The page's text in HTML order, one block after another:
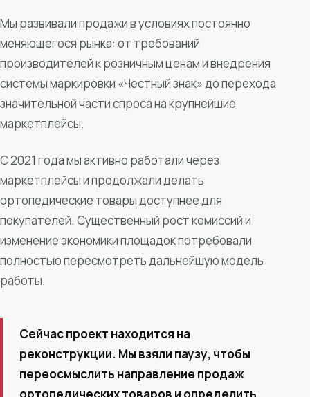
Мы развивали продажи в условиях постоянно
меняющегося рынка: от требований
производителей к розничным ценам и внедрения
системы маркировки «Честный знак» до перехода
значительной части спроса на крупнейшие
маркетплейсы.
С 2021 года мы активно работали через
маркетплейсы и продолжали делать
ортопедические товары доступнее для
покупателей. Существенный рост комиссий и
изменение экономики площадок потребовали
полностью пересмотреть дальнейшую модель
работы.
Сейчас проект находится на
реконструкции. Мы взяли паузу, чтобы
переосмыслить направление продаж